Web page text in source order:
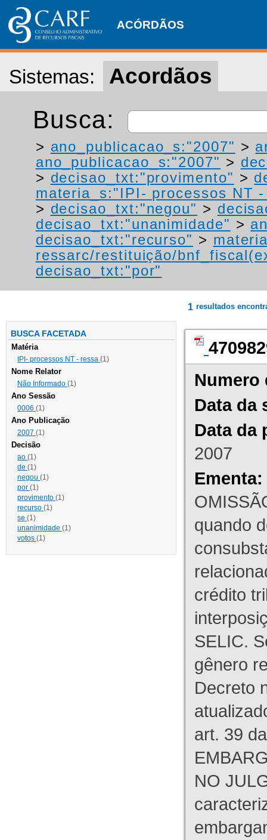
ACÓRDÃOS
Sistemas: Acordãos
Busca:
> ano_publicacao_s:"2007" >
ano_publicacao_s:"2007" >
> decisao_txt:"provimento" >
materia_s:"IPI- processos NT
> decisao_txt:"negou" >
decisao_txt:"unanimidade" >
decisao_txt:"recurso" >
ressarc/restituição/
decisao_txt:"por"
BUSCA FACETADA
Matéria
IPI- processos NT - ressa (1)
Nome Relator
Não Informado (1)
Ano Sessão
0006 (1)
Ano Publicação
2007 (1)
Decisão
ao (1)
de (1)
negou (1)
por (1)
provimento (1)
recurso (1)
se (1)
unanimidade (1)
votos (1)
1 resultados
Numero
Data da
Data da
2007
Ementa:
quando
crédito
SELIC.
gênero
Decreto
art. 39
NO